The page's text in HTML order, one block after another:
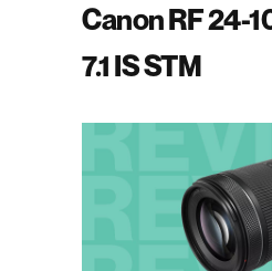
Canon RF 24-
7.1 IS STM